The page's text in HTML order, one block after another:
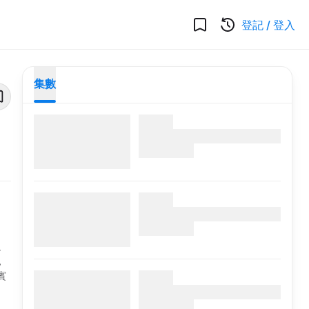
登記 / 登入
集數